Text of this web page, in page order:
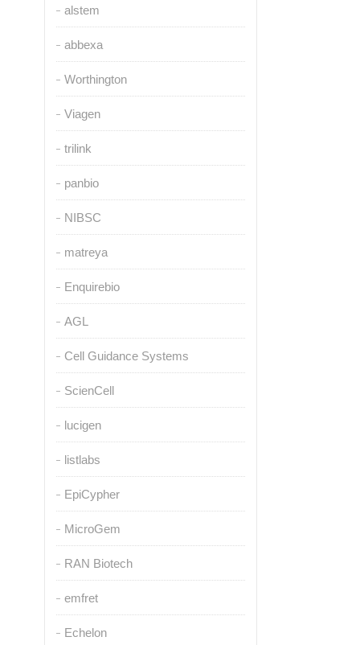
alstem
abbexa
Worthington
Viagen
trilink
panbio
NIBSC
matreya
Enquirebio
AGL
Cell Guidance Systems
ScienCell
lucigen
listlabs
EpiCypher
MicroGem
RAN Biotech
emfret
Echelon